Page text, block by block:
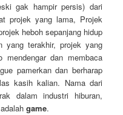
gak hampir persis) dari
projek yang lama, Projek
heboh sepanjang hidup
yang terakhir, projek yang
dan membaca
pamerkan dan berharap
kasih kalian. Nama dari
dalam industri hiburan,
game.